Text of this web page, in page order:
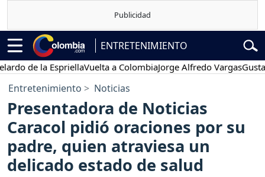
ENTRETENIMIENTO
de la EspriellaVuelta a ColombiaJorge Alfredo VargasGustavo
Entretenimiento Noticias
Presentadora de Noticias
Caracol pidió oraciones por su
padre, quien atraviesa un
delicado estado de salud